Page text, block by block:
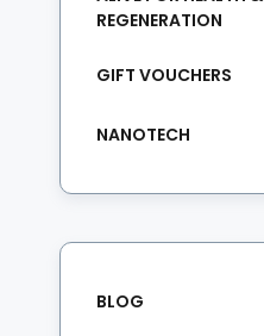
REGENERATION
GIFT VOUCHERS
NANOTECH
BLOG